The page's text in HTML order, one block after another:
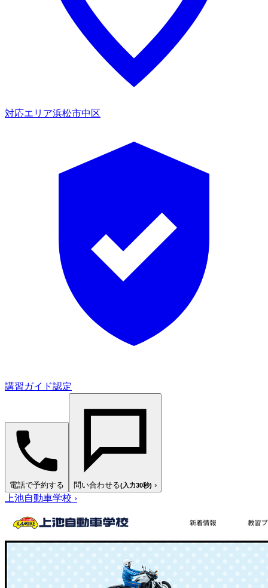
対応エリア浜松市中区
講習ガイド認定
電話で予約する 問い合わせる(入力30秒) ›
上池自動車学校 ›